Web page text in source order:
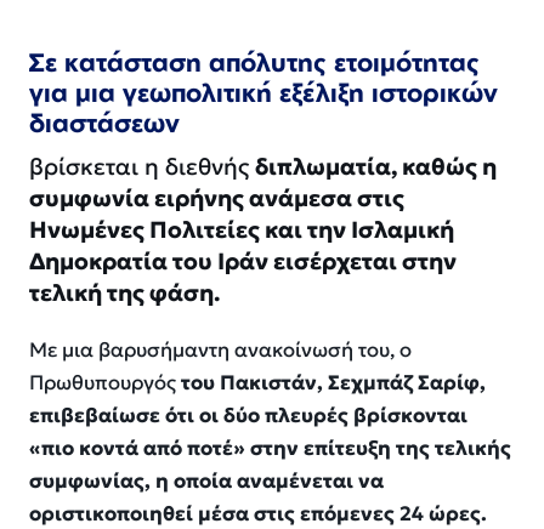
Σε κατάσταση απόλυτης ετοιμότητας
για μια γεωπολιτική εξέλιξη ιστορικών
διαστάσεων
βρίσκεται η διεθνής διπλωματία, καθώς η
συμφωνία ειρήνης ανάμεσα στις
Ηνωμένες Πολιτείες και την Ισλαμική
Δημοκρατία του Ιράν εισέρχεται στην
τελική της φάση.
Με μια βαρυσήμαντη ανακοίνωσή του, ο
Πρωθυπουργόςτου Πακιστάν, Σεχμπάζ Σαρίφ,
επιβεβαίωσε ότι οι δύο πλευρές βρίσκονται
«πιο κοντά από ποτέ» στην επίτευξη της τελικής
συμφωνίας, η οποία αναμένεται να
οριστικοποιηθεί μέσα στις επόμενες 24 ώρες.